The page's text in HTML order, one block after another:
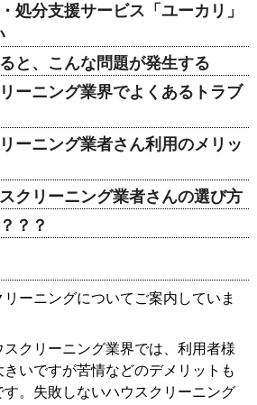
処分支援サービス「ユーカリ」
と、こんな問題が発生する
ーニング業界でよくあるトラブ
ーニング業者さん利用のメリッ
クリーニング業者さんの選び方
？？
ーニングについてご案内していま
クリーニング業界では、利用者様
いですが苦情などのデメリットも
す。失敗しないハウスクリーニング